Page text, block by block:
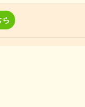
レッスン詳細＆料金